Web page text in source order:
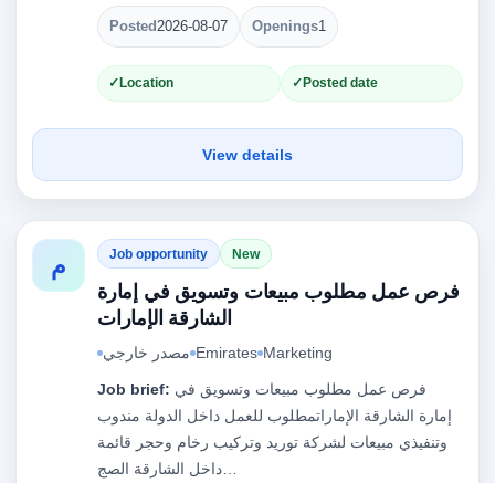
Posted2026-08-07 Openings1
Location Posted date
View details
م Job opportunity New
فرص عمل مطلوب مبيعات وتسويق في إمارة
الشارقة الإمارات
مصدر خارجي Emirates Marketing
Job brief:
إمارة الشارقة الإماراتمطلوب للعمل داخل الدولة مندوب
وتنفيذي مبيعات لشركة توريد وتركيب رخام وحجر قائمة